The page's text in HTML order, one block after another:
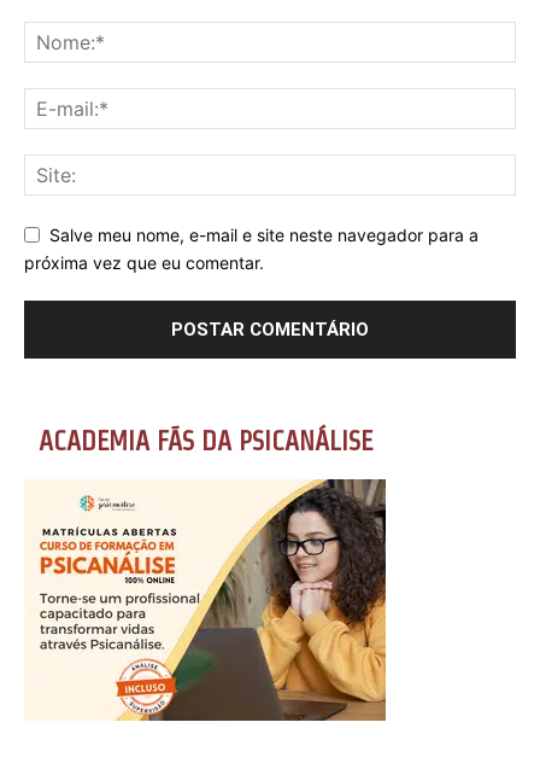
Salve meu nome, e-mail e site neste navegador para a
próxima vez que eu comentar.
ACADEMIA FÃS DA PSICANÁLISE